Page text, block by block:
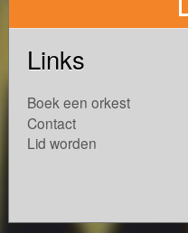
Links
Boek een orkest
Contact
Lid worden